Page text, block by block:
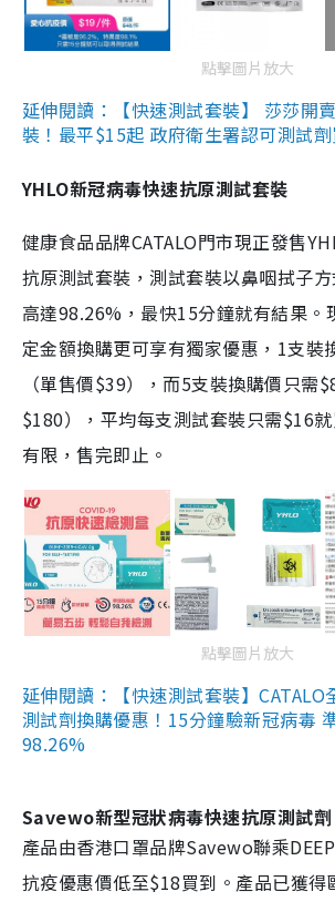
點擊圖片放大
延伸閱讀：【快速測試套裝】 莎莎開
裝！最平$15起 政府衛生署認可測試
YHLO新冠病毒快速抗原測試套裝
健康食品品牌CATALO門市現正發售
抗原測試套裝，測試套裝以鼻咽拭子
高達98.26%，最快15分鐘就有結果。
定金額換購更可享有獨家優惠，1支裝
（單售價$39），而5支裝換購價只需
$180），平均每支測試套裝只需$16
有限，售完即止。
點擊圖片放大
延伸閱讀：【快速測試套裝】
測試劑換購優惠！15分鐘驗新冠病毒
98.26%
Savewo新型冠狀病毒快速抗原測試劑
產品由香港口罩品牌Savewo聯乘
抗疫優惠價低至$18買到。產品已獲得